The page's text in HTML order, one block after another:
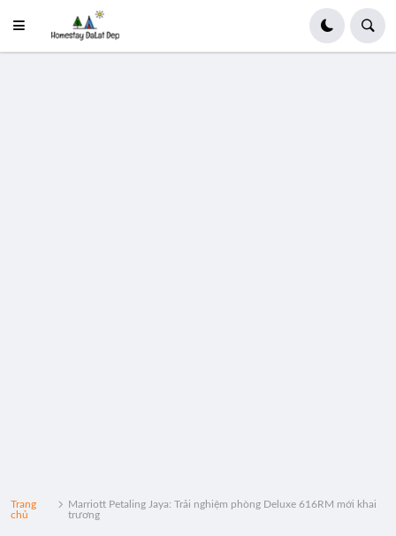
Trang
chủ
Marriott Petaling Jaya: Trải nghiệm phòng Deluxe 616RM mới khai
trương